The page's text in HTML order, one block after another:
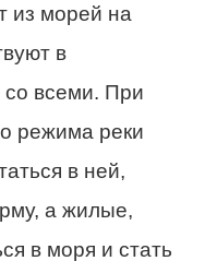
из морей на
в
всеми. При
режима реки
в ней,
а жилые,
в моря и стать